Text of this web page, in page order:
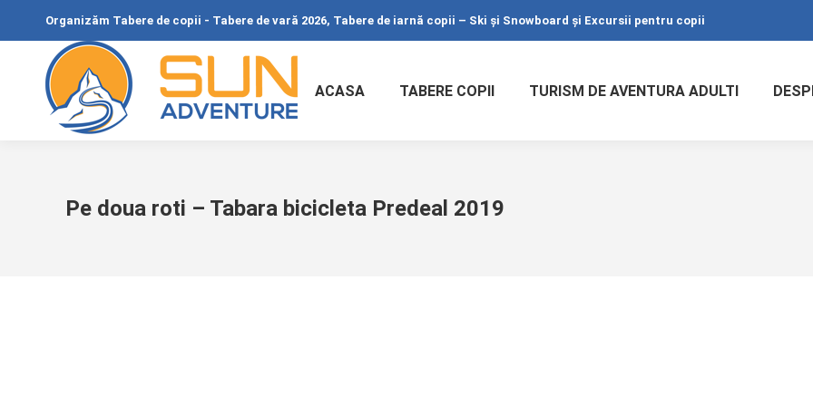
Organizăm Tabere de copii - Tabere de vară 2026, Tabere de iarnă copii – Ski și Snowboard și Excursii pentru copii
ACASA TABERE COPII TURISM DE AVENTURA ADULTI
Pe doua roti – Tabara bicicleta Predeal 2019